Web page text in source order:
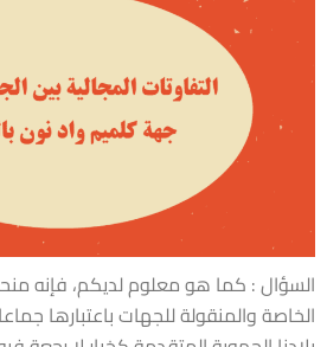
السؤال : كما هو معلوم لديكم، فإنه
الخاصة والمنقولة للجهات باعتبارها